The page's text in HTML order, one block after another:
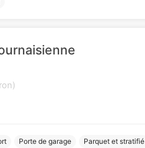
Porte de garage Parquet et stratifié